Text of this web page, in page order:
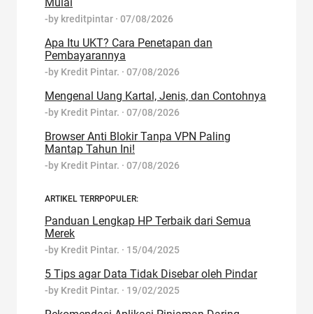
-by kreditpintar · 07/08/2026
Apa Itu UKT? Cara Penetapan dan
Pembayarannya
-by Kredit Pintar. · 07/08/2026
Mengenal Uang Kartal, Jenis, dan Contohnya
-by Kredit Pintar. · 07/08/2026
Browser Anti Blokir Tanpa VPN Paling
Mantap Tahun Ini!
-by Kredit Pintar. · 07/08/2026
ARTIKEL TERRPOPULER:
Panduan Lengkap HP Terbaik dari Semua
Merek
-by Kredit Pintar. · 15/04/2025
5 Tips agar Data Tidak Disebar oleh Pindar
-by Kredit Pintar. · 19/02/2025